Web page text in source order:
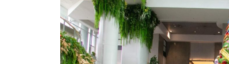
ที่
ยั่งยืน”
ใน
กิจกรรม
“GIVE